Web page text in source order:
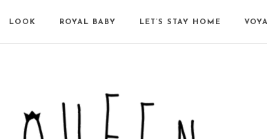
LOOK ROYAL BABY LET’S STAY HOME